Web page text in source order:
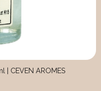
| CEVEN AROMES